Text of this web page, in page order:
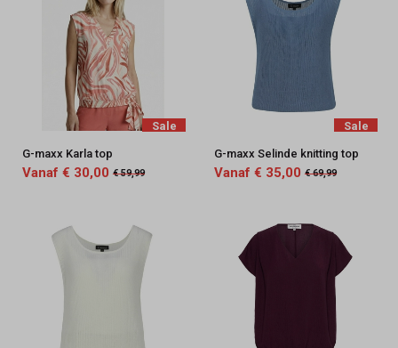
Sale
G-maxx Karla top
Vanaf € 30,00 € 59,99
Sale
G-maxx Selinde knitting top
Vanaf € 35,00 € 69,99